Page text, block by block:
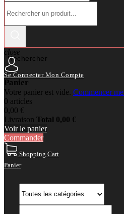
Rechercher
close
Se Connecter Mon Compte
Panier
Votre panier est vide. Commencer
0 articles
0,00 €
Livraison Total 0,00 €
Voir le panier
Commander
Shopping Cart
Panier